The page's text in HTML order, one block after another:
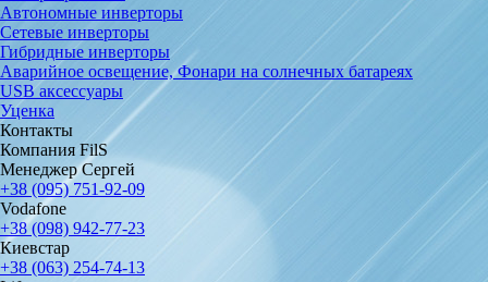
Автономные инверторы
Сетевые инверторы
Гибридные инверторы
Аварийное освещение, Фонари на солнечных батареях
USB аксессуары
Уценка
Контакты
Компания FilS
Менеджер Сергей
+38 (095) 751-92-09
Vodafone
+38 (098) 942-77-23
Киевстар
+38 (063) 254-74-13